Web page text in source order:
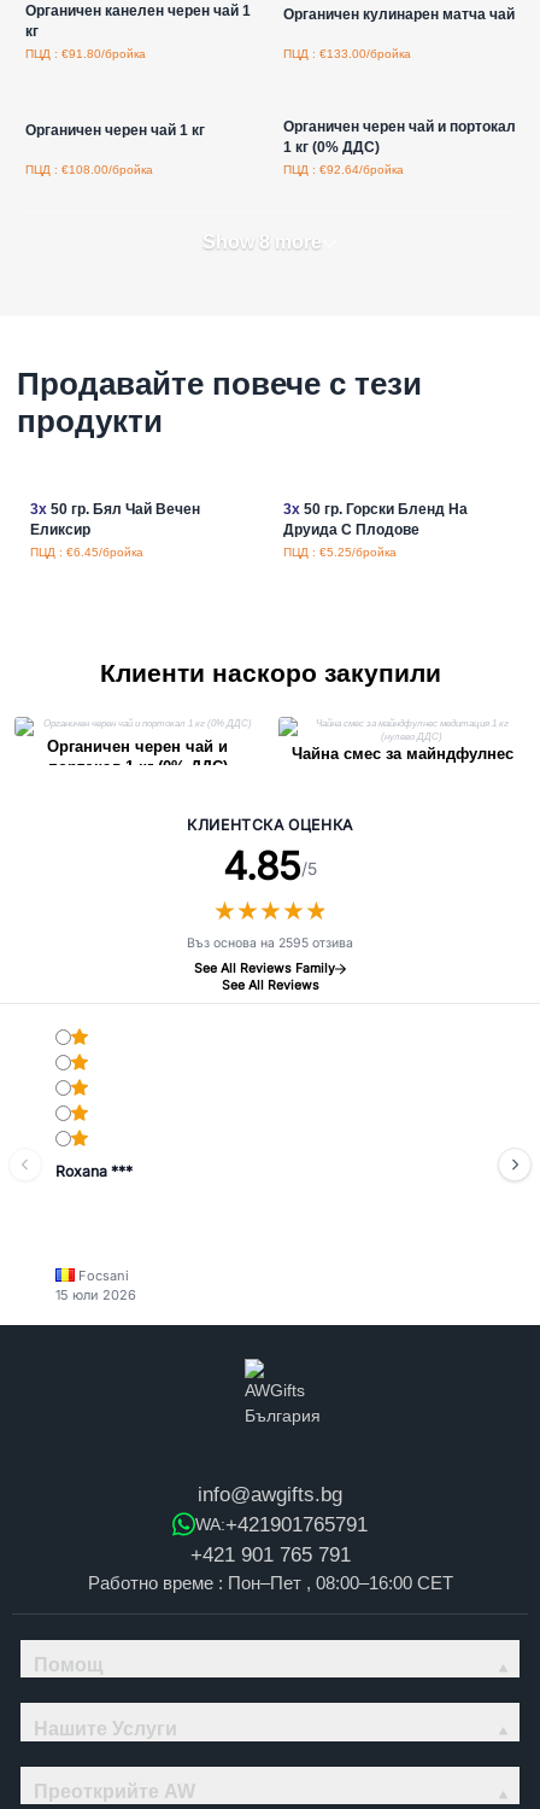
Органичен канелен черен чай 1
кг
ПЦД : €91.80/бройка
Органичен кулинарен матча чай
ПЦД : €133.00/бройка
Органичен черен чай 1 кг
ПЦД : €108.00/бройка
Органичен черен чай и портокал
1 кг (0% ДДС)
ПЦД : €92.64/бройка
Show 8 more
Продавайте повече с тези
продукти
3x50 гр. Бял Чай Вечен
Еликсир
ПЦД : €6.45/бройка
3x50 гр. Горски Бленд На
Друида С Плодове
ПЦД : €5.25/бройка
Клиенти наскоро закупили
Органичен черен чай и
портокал 1 кг (0% ДДС)
Чайна смес за майндфулнес
КЛИЕНТСКА ОЦЕНКА
4.85/5
★★★★★
★★★★★
Въз основа на 2595 отзива
See All Reviews Family
See All Reviews
Roxana ***
Focsani
15 юли 2026
info@awgifts.bg
WA:+421901765791
+421 901 765 791
Работно време : Пон–Пет , 08:00–16:00 CET
Помощ
Нашите Услуги
Преоткрийте AW